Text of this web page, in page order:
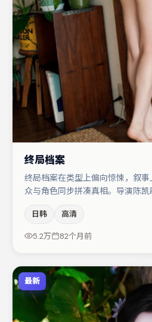
终局档案
终局档案在类型上偏向惊悚，叙
众与角色同步拼凑真相。导演陈
汐、雷佳音、周冬雨等，角色动
词与伏笔的观众。整体完成度较高
日韩 高清
5.2万 82个月前
最新